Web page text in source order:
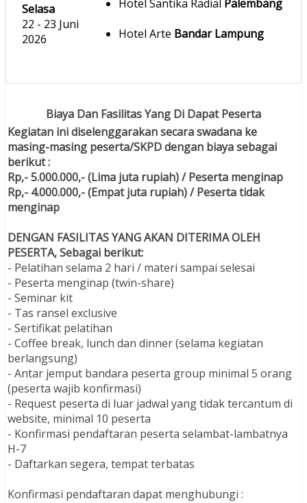
Hotel Santika Radial Palembang
Hotel Arte Bandar Lampung
Selasa
22 - 23 Juni
2026
Biaya Dan Fasilitas Yang Di Dapat Peserta
Kegiatan ini diselenggarakan secara swadana ke
masing-masing peserta/SKPD dengan biaya sebagai
berikut :
Rp,- 5.000.000,- (Lima juta rupiah) / Peserta menginap
Rp,- 4.000.000,- (Empat juta rupiah) / Peserta tidak
menginap
DENGAN FASILITAS YANG AKAN DITERIMA OLEH
PESERTA, Sebagai berikut:
- Pelatihan selama 2 hari / materi sampai selesai
- Peserta menginap (twin-share)
- Seminar kit
- Tas ransel exclusive
- Sertifikat pelatihan
- Coffee break, lunch dan dinner (selama kegiatan
berlangsung)
- Antar jemput bandara peserta group minimal 5 orang
(peserta wajib konfirmasi)
- Request peserta di luar jadwal yang tidak tercantum di
website, minimal 10 peserta
- Konfirmasi pendaftaran peserta selambat-lambatnya
H-7
- Daftarkan segera, tempat terbatas
Konfirmasi pendaftaran dapat menghubungi :